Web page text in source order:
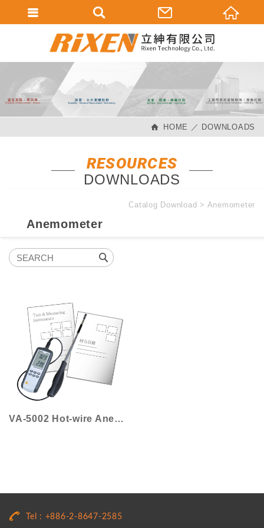
HOME DOWNLOADS
RESOURCES
DOWNLOADS
Catalog Download Anemometer
Anemometer
VA-5002 Hot-wire Anemometer
Tel : +886-2-8647-2585
會員登入
加入會員
忘記密碼
訂單查詢
個人資料修改
會員登出